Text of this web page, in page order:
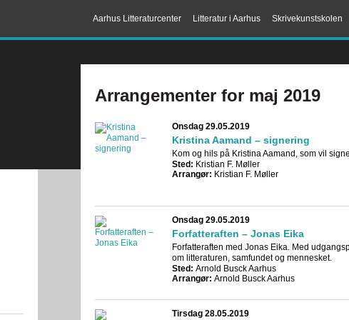
Skrivekunstskolen
Litteratur i Aarhus
Aarhus Litteraturcenter
Arrangementer for maj 2019
Onsdag 29.05.2019
Kristina Aamand – signering
Kom og hils på Kristina Aamand, som vil
Sted: Kristian F. Møller
Arrangør: Kristian F. Møller
Onsdag 29.05.2019
Forfatteraften – Jonas Eika
Forfatteraften med Jonas Eika. Med
om litteraturen, samfundet og mennesket.
Sted: Arnold Busck Aarhus
Arrangør: Arnold Busck Aarhus
Tirsdag 28.05.2019